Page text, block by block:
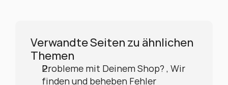
Verwandte Seiten zu ähnlichen
Themen
Probleme mit Deinem Shop? , Wir
finden und beheben Fehler